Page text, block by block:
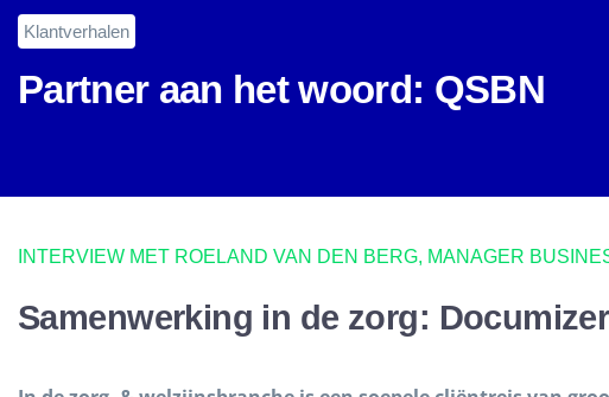
Klantverhalen
Partner aan het woord: QSBN
INTERVIEW MET ROELAND VAN DEN BERG, MANAGER
Samenwerking in de zorg: